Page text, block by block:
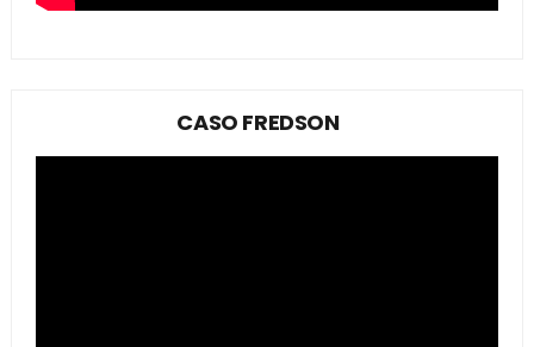
CASO FREDSON